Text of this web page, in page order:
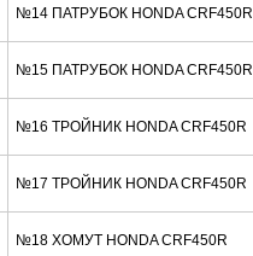
№14 ПАТРУБОК HONDA CRF450R
№15 ПАТРУБОК HONDA CRF450R
№16 ТРОЙНИК HONDA CRF450R
№17 ТРОЙНИК HONDA CRF450R
№18 ХОМУТ HONDA CRF450R